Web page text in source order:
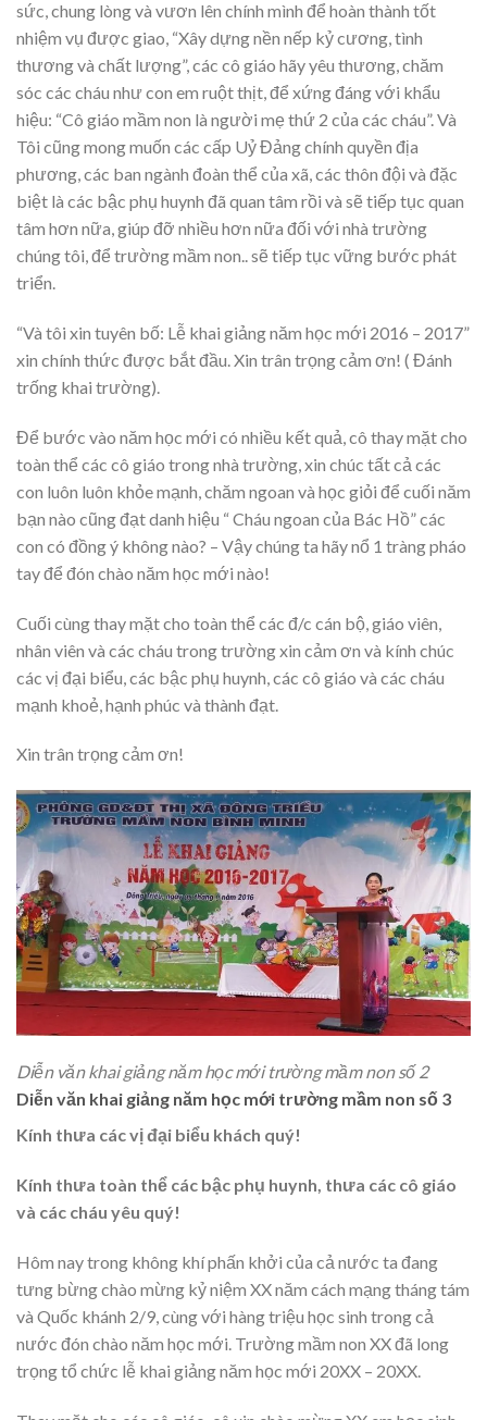
sức, chung lòng và vươn lên chính mình để hoàn thành tốt
nhiệm vụ được giao, “Xây dựng nền nếp kỷ cương, tình
thương và chất lượng”, các cô giáo hãy yêu thương, chăm
sóc các cháu như con em ruột thịt, để xứng đáng với khẩu
hiệu: “Cô giáo mầm non là người mẹ thứ 2 của các cháu”. Và
Tôi cũng mong muốn các cấp Uỷ Đảng chính quyền địa
phương, các ban ngành đoàn thể của xã, các thôn đội và đặc
biệt là các bậc phụ huynh đã quan tâm rồi và sẽ tiếp tục quan
tâm hơn nữa, giúp đỡ nhiều hơn nữa đối với nhà trường
chúng tôi, để trường mầm non.. sẽ tiếp tục vững bước phát
triển.
“Và tôi xin tuyên bố: Lễ khai giảng năm học mới 2016 – 2017”
xin chính thức được bắt đầu. Xin trân trọng cảm ơn! ( Đánh
trống khai trường).
Để bước vào năm học mới có nhiều kết quả, cô thay mặt cho
toàn thể các cô giáo trong nhà trường, xin chúc tất cả các
con luôn luôn khỏe mạnh, chăm ngoan và học giỏi để cuối năm
bạn nào cũng đạt danh hiệu “ Cháu ngoan của Bác Hồ” các
con có đồng ý không nào? – Vậy chúng ta hãy nổ 1 tràng pháo
tay để đón chào năm học mới nào!
Cuối cùng thay mặt cho toàn thể các đ/c cán bộ, giáo viên,
nhân viên và các cháu trong trường xin cảm ơn và kính chúc
các vị đại biểu, các bậc phụ huynh, các cô giáo và các cháu
mạnh khoẻ, hạnh phúc và thành đạt.
Xin trân trọng cảm ơn!
Diễn văn khai giảng năm học mới trường mầm non số 2
Diễn văn khai giảng năm học mới trường mầm non số 3
Kính thưa các vị đại biểu khách quý!
Kính thưa toàn thể các bậc phụ huynh, thưa các cô giáo
và các cháu yêu quý!
Hôm nay trong không khí phấn khởi của cả nước ta đang
tưng bừng chào mừng kỷ niệm XX năm cách mạng tháng tám
và Quốc khánh 2/9, cùng với hàng triệu học sinh trong cả
nước đón chào năm học mới. Trường mầm non XX đã long
trọng tổ chức lễ khai giảng năm học mới 20XX – 20XX.